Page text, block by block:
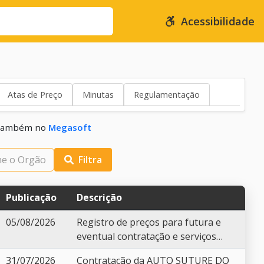
Acessibilidade
Atas de Preço Minutas Regulamentação
no Megasoft
Filtra
Publicação
Descrição
05/08/2026
Registro de preços para futura e
eventual contratação e serviços
especializados para recebimento,
31/07/2026
Contratação da AUTO SUTURE DO